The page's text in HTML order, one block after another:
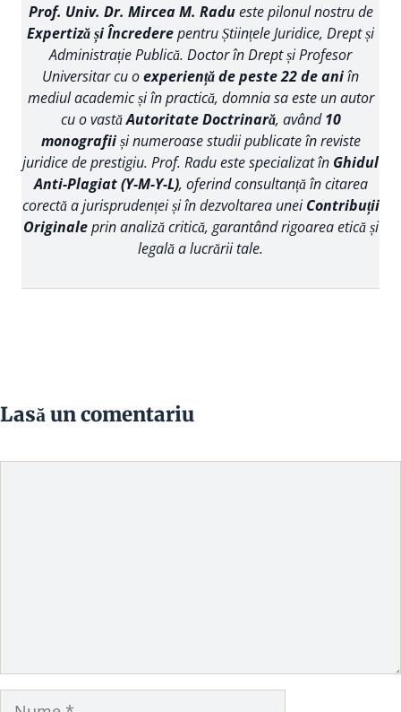
Prof. Univ. Dr. Mircea M. Radueste pilonul nostru de
Expertiză și Încrederepentru Științele Juridice, Drept și
Administrație Publică. Doctor în Drept și Profesor
Universitar cu oexperiență de peste 22 de aniîn
mediul academic și în practică, domnia sa este un autor
cu o vastăAutoritate Doctrinară, având10
monografiiși numeroase studii publicate în reviste
juridice de prestigiu. Prof. Radu este specializat în Ghidul
Anti-Plagiat (Y-M-Y-L), oferind consultanță în citarea
corectă a jurisprudenței și în dezvoltarea unei Contribuții
Originaleprin analiză critică, garantând rigoarea etică și
legală a lucrării tale.
Lasă un comentariu